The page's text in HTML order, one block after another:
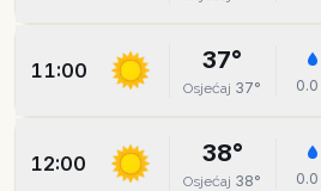
11:00 37°
Osjećaj 37° 0.0
12:00 38°
Osjećaj 38° 0.0